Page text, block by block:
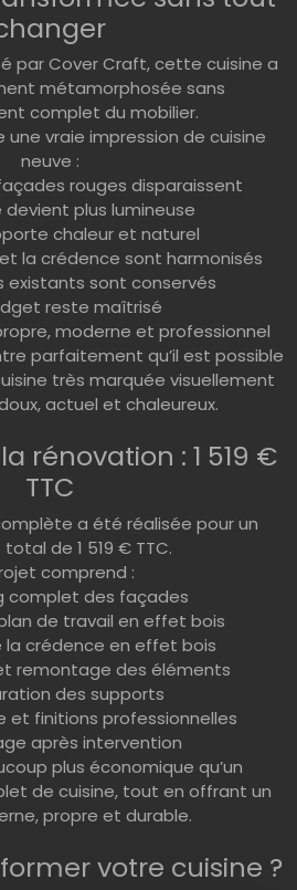
par Cover Craft, cette cuisine a
métamorphosée sans
complet du mobilier.
vraie impression de cuisine
neuve :
rouges disparaissent
devient plus lumineuse
chaleur et naturel
la crédence sont harmonisés
existants sont conservés
reste maîtrisé
moderne et professionnel
parfaitement qu’il est possible
très marquée visuellement
actuel et chaleureux.
rénovation : 1 519 €
TTC
a été réalisée pour un
de 1 519 € TTC.
comprend :
complet des façades
de travail en effet bois
la crédence en effet bois
remontage des éléments
des supports
et finitions professionnelles
après intervention
plus économique qu’un
de cuisine, tout en offrant un
propre et durable.
votre cuisine ?